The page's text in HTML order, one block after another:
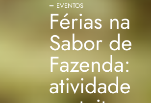
EVENTOS
Férias na
Sabor de
Fazenda:
atividade